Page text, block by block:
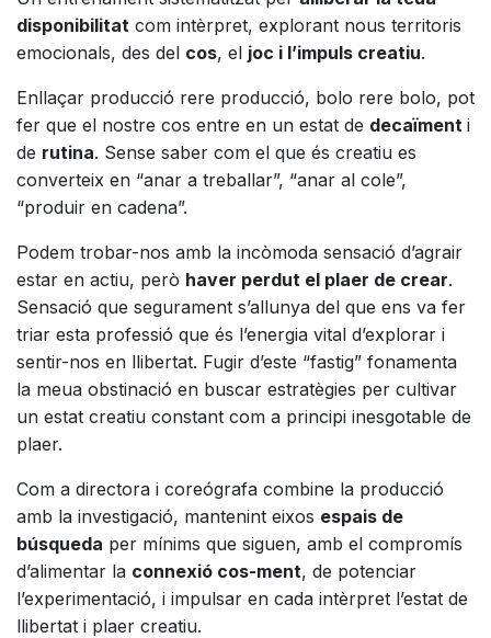
disponibilitat com intèrpret, explorant nous territoris
emocionals, des del cos, el joc i l’impuls creatiu.
Enllaçar producció rere producció, bolo rere bolo, pot
fer que el nostre cos entre en un estat de decaïment i
de rutina. Sense saber com el que és creatiu es
converteix en “anar a treballar”, “anar al cole”,
“produir en cadena”.
Podem trobar-nos amb la incòmoda sensació d’agrair
estar en actiu, però haver perdut el plaer de crear.
Sensació que segurament s’allunya del que ens va fer
triar esta professió que és l’energia vital d’explorar i
sentir-nos en llibertat. Fugir d’este “fastig” fonamenta
la meua obstinació en buscar estratègies per cultivar
un estat creatiu constant com a principi inesgotable de
plaer.
Com a directora i coreógrafa combine la producció
amb la investigació, mantenint eixos espais de
búsqueda per mínims que siguen, amb el compromís
d’alimentar la connexió cos-ment, de potenciar
l’experimentació, i impulsar en cada intèrpret l’estat de
llibertat i plaer creatiu.